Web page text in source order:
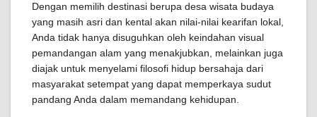
Dengan memilih destinasi berupa desa wisata budaya
yang masih asri dan kental akan nilai-nilai kearifan lokal,
Anda tidak hanya disuguhkan oleh keindahan visual
pemandangan alam yang menakjubkan, melainkan juga
diajak untuk menyelami filosofi hidup bersahaja dari
masyarakat setempat yang dapat memperkaya sudut
pandang Anda dalam memandang kehidupan.